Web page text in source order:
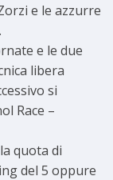
e le azzurre
e le due
libera
si
Race –
quota di
del 5 oppure